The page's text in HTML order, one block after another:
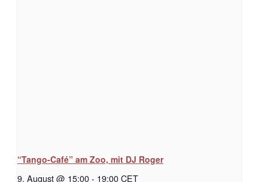
“Tango-Café” am Zoo, mit DJ Roger
9. August @ 15:00- 19:00CET